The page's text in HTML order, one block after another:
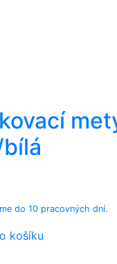
do 10 pracovných dní.
košíku